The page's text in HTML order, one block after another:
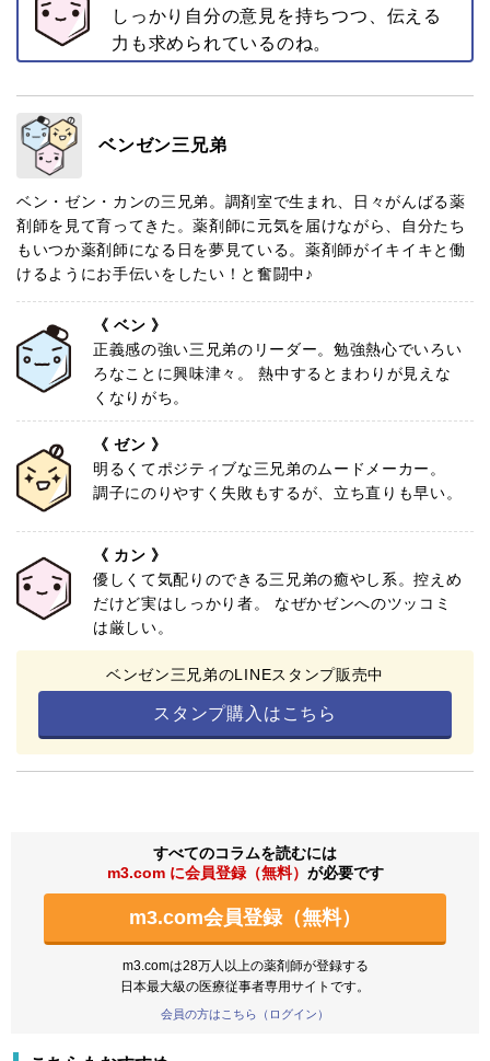
しっかり自分の意見を持ちつつ、伝える
力も求められているのね。
ベンゼン三兄弟
ベン・ゼン・カンの三兄弟。調剤室で生まれ、日々がんばる薬
剤師を見て育ってきた。薬剤師に元気を届けながら、自分たち
もいつか薬剤師になる日を夢見ている。薬剤師がイキイキと働
けるようにお手伝いをしたい！と奮闘中♪
《 ベン 》
正義感の強い三兄弟のリーダー。勉強熱心でいろい
ろなことに興味津々。
熱中するとまわりが見えな
くなりがち。
《 ゼン 》
明るくてポジティブな三兄弟のムードメーカー。
調子にのりやすく失敗もするが、立ち直りも早い。
《 カン 》
優しくて気配りのできる三兄弟の癒やし系。控えめ
だけど実はしっかり者。
なぜかゼンへのツッコミ
は厳しい。
ベンゼン三兄弟のLINEスタンプ販売中
スタンプ購入はこちら
すべてのコラムを読むには
m3.com に会員登録（無料） が必要です
m3.com会員登録（無料）
m3.comは28万人以上の薬剤師が登録する
日本最大級の医療従事者専用サイトです。
会員の方はこちら（ログイン）